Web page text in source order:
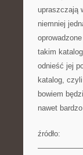
upraszczają
niemniej
takim
odnieść jej
katalog,
bowiem
nawet
źródło: